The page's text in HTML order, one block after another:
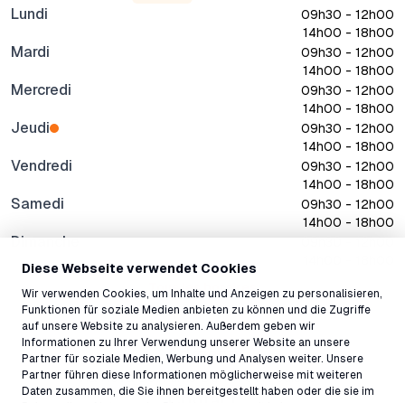
Diese Webseite verwendet Cookies
Wir verwenden Cookies, um Inhalte und Anzeigen zu personalisieren,
Funktionen für soziale Medien anbieten zu können und die Zugriffe
auf unsere Website zu analysieren. Außerdem geben wir
Informationen zu Ihrer Verwendung unserer Website an unsere
Partner für soziale Medien, Werbung und Analysen weiter. Unsere
Partner führen diese Informationen möglicherweise mit weiteren
Daten zusammen, die Sie ihnen bereitgestellt haben oder die sie im
Lundi
09h30 - 12h00
14h00 - 18h00
Mardi
09h30 - 12h00
14h00 - 18h00
Mercredi
09h30 - 12h00
14h00 - 18h00
Jeudi
09h30 - 12h00
14h00 - 18h00
Vendredi
09h30 - 12h00
14h00 - 18h00
Samedi
09h30 - 12h00
14h00 - 18h00
Dimanche
09h30 - 12h00
Tous les horaires
Adresse
Via Nova 80, Flims Dorf, 7017, Suisse ↗